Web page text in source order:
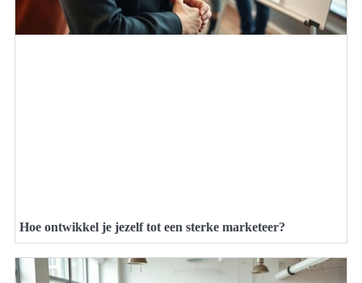
Hoe ontwikkel je jezelf tot een sterke marketeer?